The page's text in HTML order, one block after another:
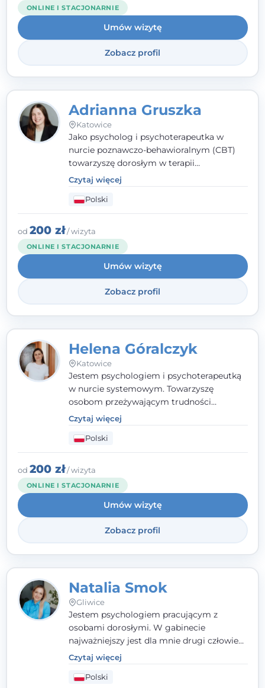
ONLINE I STACJONARNIE
Umów wizytę
Zobacz profil
Adrianna Gruszka
Katowice
Jako psycholog i psychoterapeutka w
nurcie poznawczo-behawioralnym (CBT)
towarzyszę dorosłym w terapii
indywidualnej oraz nastolatkom od 15. roku
życia. Zależy mi, by naprawdę usłyszeć, z
czym do mnie przychodzisz, i dobrać
sposób pracy do Ciebie - bez gotowych
schematów i bez oceniania.
Czytaj więcej
Polski
od 200 zł/ wizyta
ONLINE I STACJONARNIE
Umów wizytę
Zobacz profil
Helena Góralczyk
Katowice
Jestem psychologiem i psychoterapeutką
w nurcie systemowym. Towarzyszę
osobom przeżywającym trudności
emocjonalne, relacyjne albo znajdującym
się w kryzysie. Liczy się dla mnie
autentyczna, oparta na zaufaniu relacja
oraz przestrzeń, w której każdy poczuje się
wysłuchany i potraktowany z szacunkiem.
Czytaj więcej
Polski
od 200 zł/ wizyta
ONLINE I STACJONARNIE
Umów wizytę
Zobacz profil
Natalia Smok
Gliwice
Jestem psychologiem pracującym z
osobami dorosłymi. W gabinecie
najważniejszy jest dla mnie drugi człowiek
- wierzę, że empatia, autentyczność i pełne
zaangażowanie tworzą bezpieczną
przestrzeń, będącą podstawą pracy nad
Czytaj więcej
Polski